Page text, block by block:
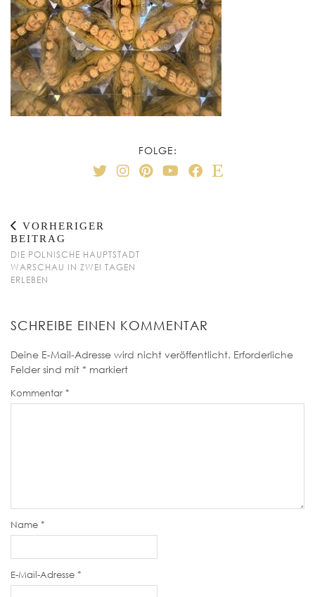
FOLGE:
VORHERIGER
BEITRAG
DIE POLNISCHE HAUPTSTADT
WARSCHAU IN ZWEI TAGEN
ERLEBEN
SCHREIBE EINEN KOMMENTAR
Deine E-Mail-Adresse wird nicht veröffentlicht. Erforderliche
Felder sind mit * markiert
Kommentar *
Name *
E-Mail-Adresse *